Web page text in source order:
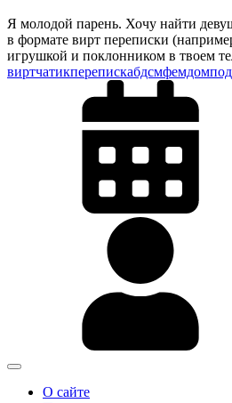
Я молодой парень. Хочу найти
в формате вирт переписки
игрушкой и поклонником в твоем
виртчатикперепискабдсмфемдом
О сайте